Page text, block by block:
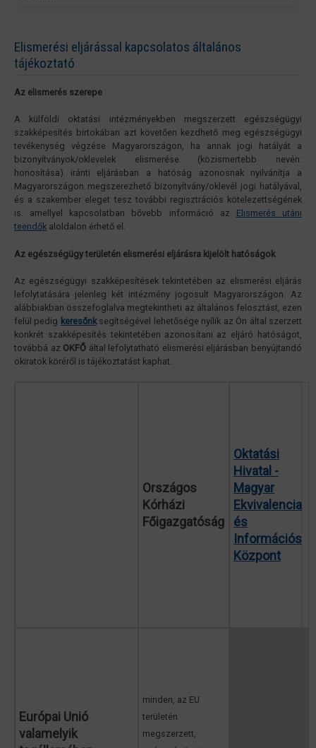
Elismerési eljárással kapcsolatos általános
tájékoztató
Az elismerés szerepe
A külföldi oktatási intézményekben megszerzett egészségügyi
szakképesítés birtokában azt követően kezdhető meg egészségügyi
tevékenység végzése Magyarországon, ha annak jogi hatályát a
bizonyítványok/oklevelek elismerése (közismertebb nevén:
honosítása) iránti eljárásban a hatóság azonosnak nyilvánítja a
Magyarországon megszerezhető bizonyítvány/oklevél jogi hatályával,
és a szakember eleget tesz további regisztrációs kötelezettségének
is. amellyel kapcsolatban bővebb információ az Elismerés utáni
teendők aloldalon érhető el.
Az egészségügy területén elismerési eljárásra kijelölt hatóságok
Az egészségügyi szakképesítések tekintetében az elismerési eljárás
lefolytatására jelenleg két intézmény jogosult Magyarországon. Az
alábbiakban összefoglalva megtekintheti az általános felosztást, ezen
felül pedig keresőnksegítségével lehetősége nyílik az Ön által szerzett
konkrét szakképesítés tekintetében azonosítani az eljáró hatóságot,
továbbá az OKFŐ által lefolytatható elismerési eljárásban benyújtandó
okiratok köréről is tájékoztatást kaphat.
Országos
Kórházi
Főigazgatóság
Oktatási
Hivatal -
Magyar
Ekvivalencia
és
Információs
Központ
Európai Unió
valamelyik
minden, az EU
területén
megszerzett,